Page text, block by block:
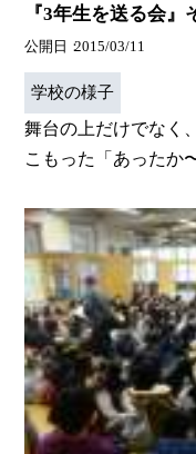
『3年生を送る会』
公開日 2015/03/11
学校の様子
舞台の上だけでなく
こもった「あったか